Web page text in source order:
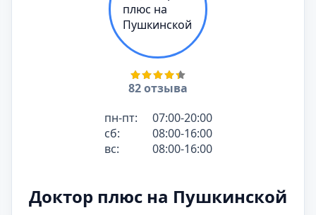
82 отзыва
пн-пт:
07:00-20:00
сб:
08:00-16:00
вс:
08:00-16:00
Доктор плюс на Пушкинской